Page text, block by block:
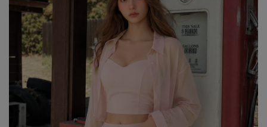
試穿報告：模特兒穿著S號
身高177cm／胸圍Bust：83cm
腰圍Waist：60cm／臀圍hips：89cm
試穿報告：模特兒穿著S號